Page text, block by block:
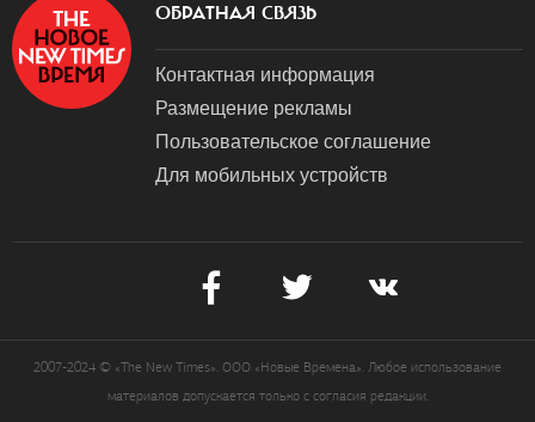
ОБРАТНАЯ СВЯЗЬ
Контактная информация
Размещение рекламы
Пользовательское соглашение
Для мобильных устройств
2007-2024 © «The New Times». ООО «Новые Времена». Любое использование
материалов допускается только с согласия редакции.